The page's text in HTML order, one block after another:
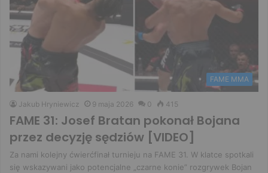
FAME MMA
Jakub Hryniewicz 9 maja 2026 0 415
FAME 31: Josef Bratan pokonał Bojana
przez decyzję sędziów [VIDEO]
Za nami kolejny ćwierćfinał turnieju na FAME 31. W klatce spotkali
się wskazywani jako potencjalne „czarne konie” rozgrywek Bojan